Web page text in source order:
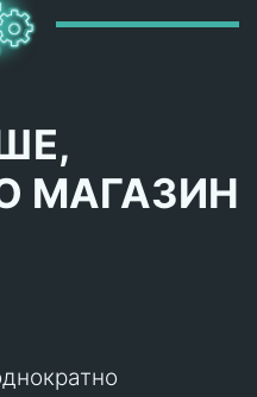
МАГАЗИН